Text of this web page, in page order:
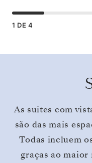
1 DE 4
As suites com
são das mais
Todas incluem
graças ao